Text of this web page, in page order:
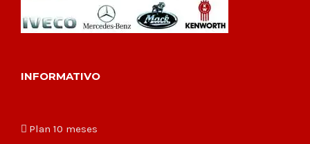
INFORMATIVO
Plan 10 meses